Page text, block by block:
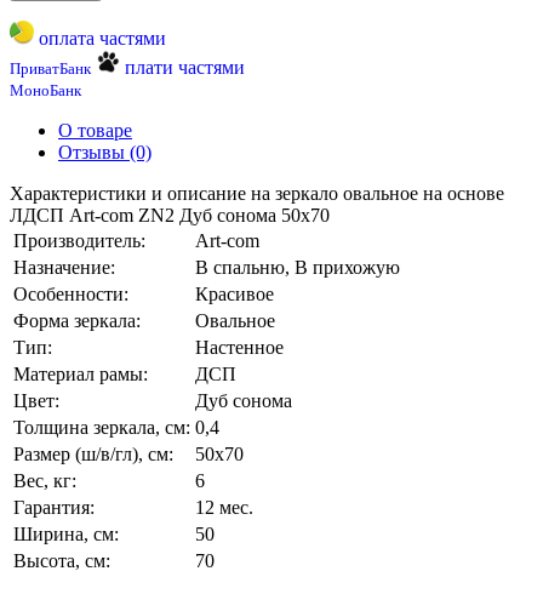
оплата частями
ПриватБанк плати частями
МоноБанк
О товаре
Отзывы (0)
Характеристики и описание на зеркало овальное на основе
ЛДСП Art-com ZN2 Дуб сонома 50х70
Производитель:
Art-com
Назначение:
В спальню, В прихожую
Особенности:
Красивое
Форма зеркала:
Овальное
Тип:
Настенное
Материал рамы:
ДСП
Цвет:
Дуб сонома
Толщина зеркала, см: 0,4
Размер (ш/в/гл), см:
50х70
Вес, кг:
6
Гарантия:
12 мес.
Ширина, см:
50
Высота, см:
70